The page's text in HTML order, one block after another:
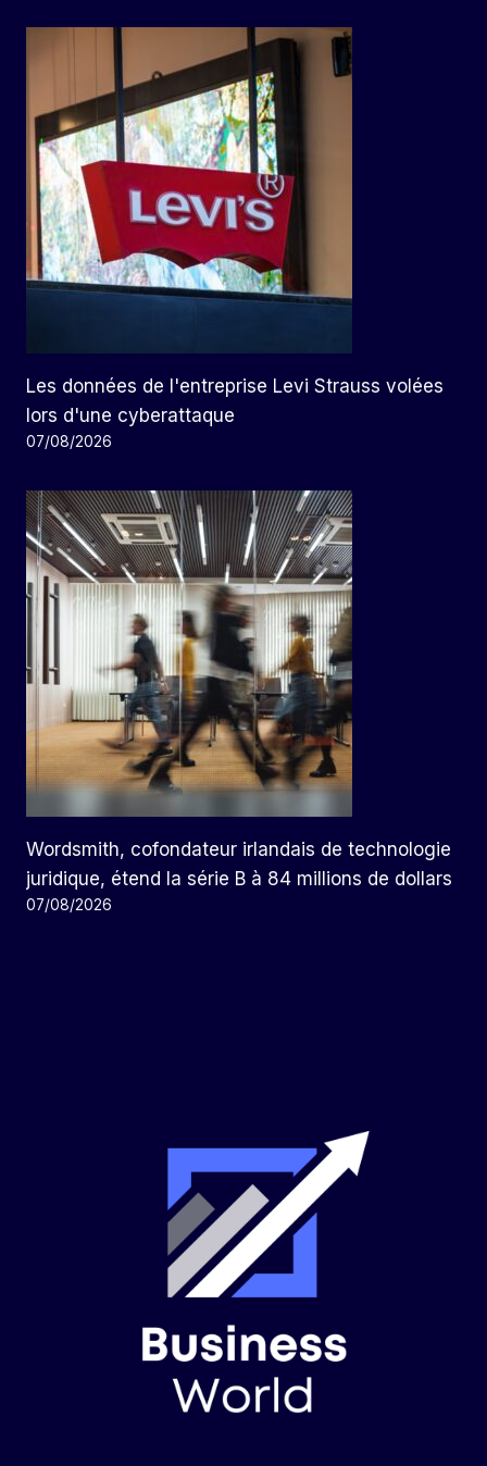
Les données de l'entreprise Levi Strauss volées
lors d'une cyberattaque
07/08/2026
Wordsmith, cofondateur irlandais de technologie
juridique, étend la série B à 84 millions de dollars
07/08/2026